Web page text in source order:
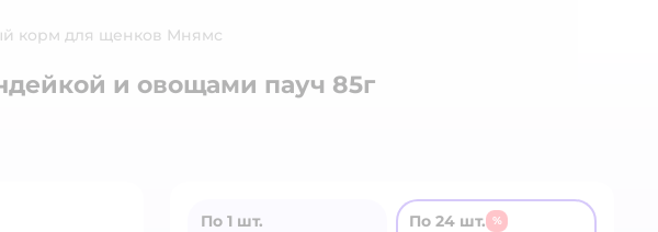
корм для щенков Мнямс
и овощами пауч 85г
По 1 шт.
По 24 шт. %